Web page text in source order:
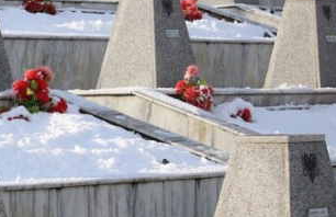
LIGJERATE FETARE
PARADITE ME NE
PIKËPAMJE
RECETA E DITES
RELAKS
RETRO JAVORE